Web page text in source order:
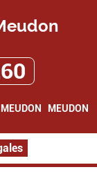
MEUDON